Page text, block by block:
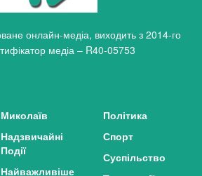
онлайн-медіа, виходить з 2014-го
медіа – R40-05753
Миколаїв
Надзвичайні
Події
Найважливіше
Політика
Спорт
Суспільство